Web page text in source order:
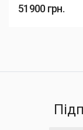
51900 грн.